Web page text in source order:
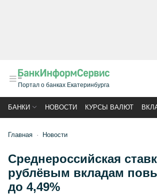
Портал о банках Екатеринбурга
БАНКИ НОВОСТИ КУРСЫ ВАЛЮТ
Главная Новости
Среднероссийская
рублёвым вкладам
до 4,49%